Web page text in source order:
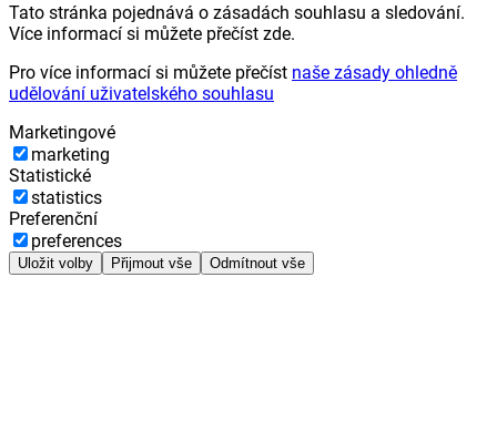
Tato stránka pojednává o zásadách souhlasu a sledování.
Více informací si můžete přečíst zde.
Pro více informací si můžete přečíst naše zásady ohledně
udělování uživatelského souhlasu
Marketingové
marketing
Statistické
statistics
Preferenční
preferences
Uložit volby Přijmout vše Odmítnout vše